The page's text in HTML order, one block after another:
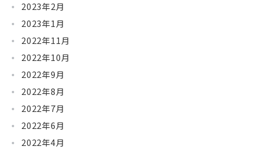
2023年2月
2023年1月
2022年11月
2022年10月
2022年9月
2022年8月
2022年7月
2022年6月
2022年4月